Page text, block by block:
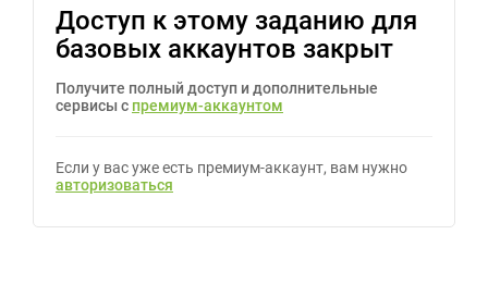
Доступ к этому заданию для
базовых аккаунтов закрыт
Получите полный доступ и дополнительные
сервисы с премиум-аккаунтом
Если у вас уже есть премиум-аккаунт, вам нужно
авторизоваться